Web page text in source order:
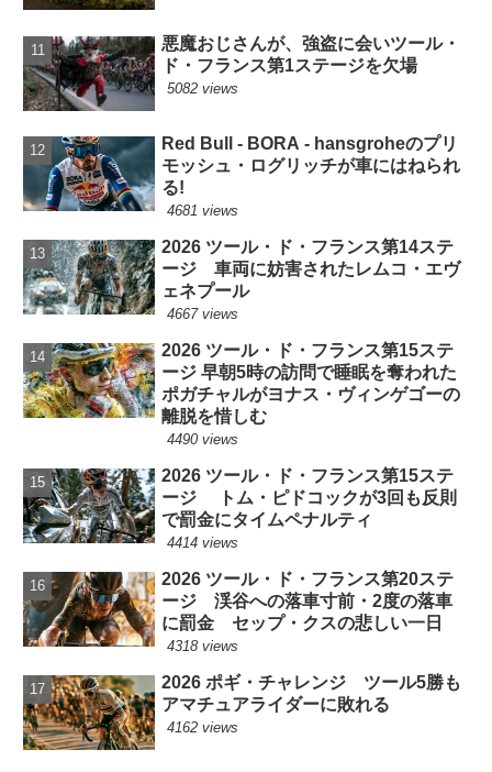
悪魔おじさんが、強盗に会いツール・
ド・フランス第1ステージを欠場
5082 views
Red Bull - BORA - hansgroheのプリ
モッシュ・ログリッチが車にはねられ
る!
4681 views
2026 ツール・ド・フランス第14ステ
ージ 車両に妨害されたレムコ・エヴ
ェネプール
4667 views
2026 ツール・ド・フランス第15ステ
ージ 早朝5時の訪問で睡眠を奪われた
ポガチャルがヨナス・ヴィンゲゴーの
離脱を惜しむ
4490 views
2026 ツール・ド・フランス第15ステ
ージ トム・ピドコックが3回も反則
で罰金にタイムペナルティ
4414 views
2026 ツール・ド・フランス第20ステ
ージ 渓谷への落車寸前・2度の落車
に罰金 セップ・クスの悲しい一日
4318 views
2026 ポギ・チャレンジ ツール5勝も
アマチュアライダーに敗れる
4162 views